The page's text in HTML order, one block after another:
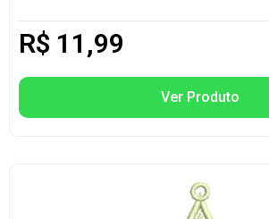
R$ 11,99
Ver Produto